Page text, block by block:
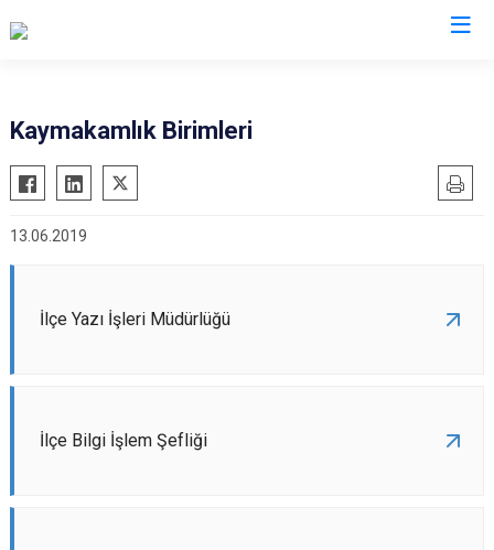
Adaklı
Genç
Karlıova
Solhan
Yedisu
Kaymakamlık Birimleri
13.06.2019
İlçe Yazı İşleri Müdürlüğü
İlçe Bilgi İşlem Şefliği